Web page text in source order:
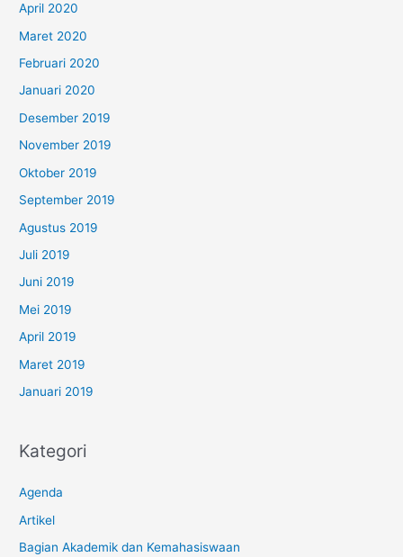
April 2020
Maret 2020
Februari 2020
Januari 2020
Desember 2019
November 2019
Oktober 2019
September 2019
Agustus 2019
Juli 2019
Juni 2019
Mei 2019
April 2019
Maret 2019
Januari 2019
Kategori
Agenda
Artikel
Bagian Akademik dan Kemahasiswaan